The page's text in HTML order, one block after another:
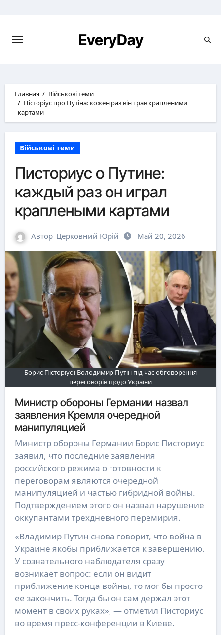
EveryDay
Главная
Військові теми
Пісторіус про Путіна: кожен раз він грав крапленими
картами
Військові теми
Писториус о Путине:
каждый раз он играл
краплеными картами
Автор Церковний Юрій Май 20, 2026
Борис Пісторіус і Володимир Путін під час обговорення
переговорів щодо України
Министр обороны Германии назвал
заявления Кремля очередной
манипуляцией
Министр обороны Германии Борис Писториус
заявил, что последние заявления
российского режима о готовности к
переговорам являются очередной
манипуляцией и частью гибридной войны.
Подтверждением этого он назвал нарушение
оккупантами трехдневного перемирия.
«Владимир Путин снова говорит, что война в
Украине якобы приближается к завершению.
У сознательного наблюдателя сразу
возникает вопрос: если он видит
приближение конца войны, то мог бы просто
ее закончить. Тогда бы он сам держал этот
момент в своих руках», — отметил Писториус
во время пресс-конференции в Киеве.